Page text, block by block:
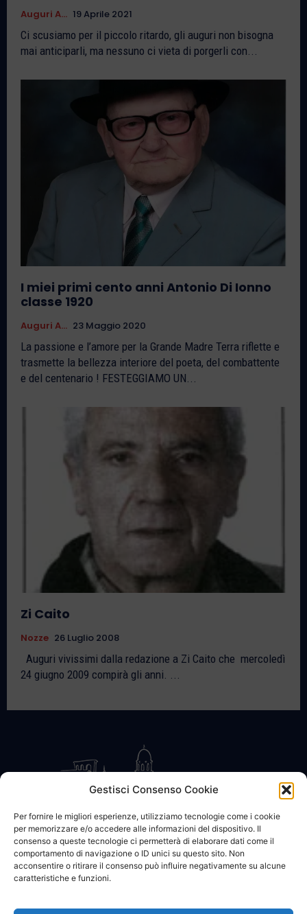
Gestisci Consenso Cookie
Per fornire le migliori esperienze, utilizziamo tecnologie come i cookie
per memorizzare e/o accedere alle informazioni del dispositivo. Il
consenso a queste tecnologie ci permetterà di elaborare dati come il
comportamento di navigazione o ID unici su questo sito. Non
acconsentire o ritirare il consenso può influire negativamente su alcune
caratteristiche e funzioni.
Auguri A... 19 Aprile 2021
Ci scusiamo per il piccolo ritardo, gli auguri non bisogna
mai anticiparli, ma nessuno ci vieta di porgerli con...
I miei primi cento anni Antonio Di Ionno
classe 1920
Auguri A... 23 Maggio 2020
La passione e l’amore per la Grande Madre Terra riflette e
trasmette la bellezza interiore del poeta, del combattente
e del centenario ! FESTEGGIAMO UN...
Zi Caito
Nozze 26 Luglio 2008
24 giugno 2009 compirà gli anni. ...
CONTATTACI COOKIE POLICY PRIVACY